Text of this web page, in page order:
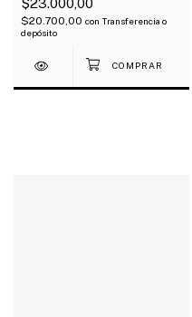
$20.700,00 con Transferencia o
depósito